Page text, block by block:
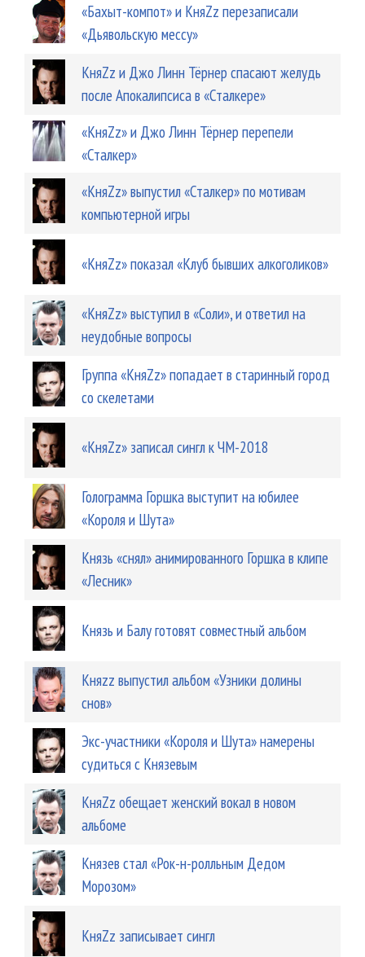
«Бахыт-компот» и КняZz перезаписали
«Дьявольскую мессу»
КняZz и Джо Линн Тёрнер спасают желудь
после Апокалипсиса в «Сталкере»
«КняZz» и Джо Линн Тёрнер перепели
«Сталкер»
«КняZz» выпустил «Сталкер» по мотивам
компьютерной игры
«КняZz» показал «Клуб бывших алкоголиков»
«КняZz» выступил в «Соли», и ответил на
неудобные вопросы
Группа «КняZz» попадает в старинный город
со скелетами
«КняZz» записал сингл к ЧM-2018
Голограмма Горшка выступит на юбилее
«Короля и Шута»
Князь «снял» анимированного Горшка в клипе
«Лесник»
Князь и Балу готовят совместный альбом
Княzz выпустил альбом «Узники долины
снов»
Экс-участники «Короля и Шута» намерены
судиться с Князевым
КняZz обещает женский вокал в новом
альбоме
Князев стал «Рок-н-ролльным Дедом
Морозом»
КняZz записывает сингл